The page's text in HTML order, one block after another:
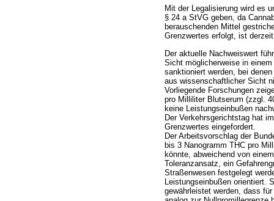
Mit der Legalisierung wird es
§ 24 a StVG geben, da
berauschenden Mittel
Grenzwertes erfolgt, ist
Der aktuelle Nachweiswert
Sicht möglicherweise in
sanktioniert werden, bei
aus wissenschaftlicher Sicht
Vorliegende Forschungen
pro Milliliter Blutserum (zzgl.
keine Leistungseinbußen
Der Verkehrsgerichtstag hat
Grenzwertes eingefordert.
Der Arbeitsvorschlag der
bis 3 Nanogramm THC pro
könnte, abweichend von
Toleranzansatz, ein
Straßenwesen festgelegt
Leistungseinbußen orientiert.
gewährleistet werden, dass